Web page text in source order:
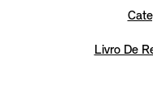
Livro De